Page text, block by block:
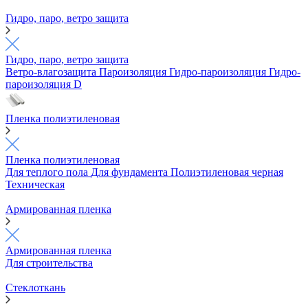
Гидро, паро, ветро защита
Гидро, паро, ветро защита
Ветро-влагозащита Пароизоляция Гидро-пароизоляция Гидро-
пароизоляция D
Пленка полиэтиленовая
Пленка полиэтиленовая
Для теплого пола Для фундамента Полиэтиленовая черная
Техническая
Армированная пленка
Армированная пленка
Для строительства
Стеклоткань